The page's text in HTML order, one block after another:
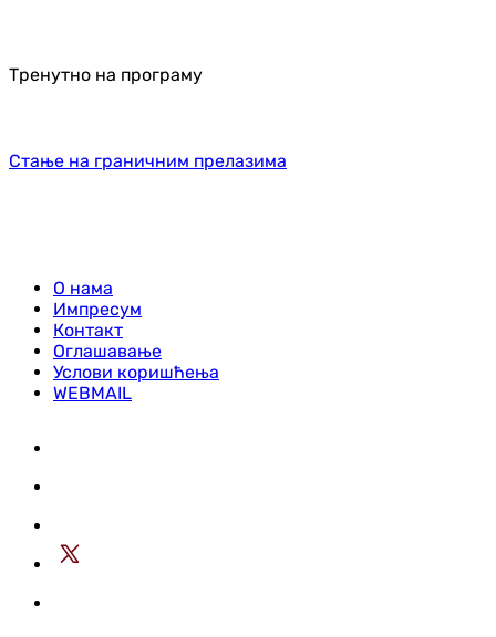
Тренутно на програму
Стање на граничним прелазима
О нама
Импресум
Контакт
Оглашавање
Услови коришћења
WEBMAIL